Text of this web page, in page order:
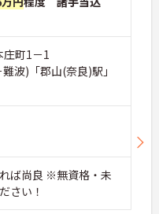
庄町1－1
波)「郡山(奈良)駅」
ば尚良 ※無資格・未
さい！